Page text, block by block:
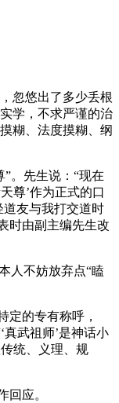
忽悠出了多少丢根
学，不求严谨的治
糊、法度摸糊、纲
。先生说：“现在
尊’作为正式的口
友与我打交道时
时由副主编先生改
人不妨放弃点“瞌
定的专有称呼，
武祖师’是神话小
统、义理、规
回应。